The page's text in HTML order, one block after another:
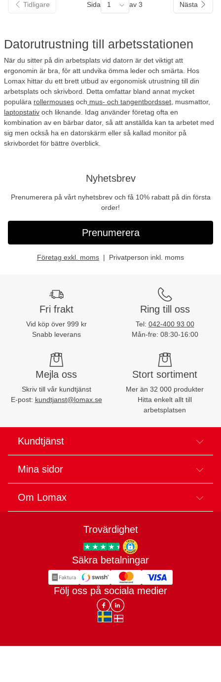
Tidligare
Sida 1 av 3 Nästa
Datorutrustning till arbetsstationen
När du sitter på din arbetsplats vid datorn är det viktigt att
ergonomin är bra, för att undvika ömma leder och smärta. Hos
Lomax hittar du ett brett utbud av ergonomisk utrustning till din
arbetsplats och skrivbord. Detta omfattar bland annat mycket
populära rollermouses och mus- och tangentbordsset , musmattor,
laptopstativ och liknande. Idag använder företag ofta en
kombination av en bärbar dator, så att anställda kan ta arbetet med
sig men också ha en datorskärm eller så kallad monitor på
skrivbordet för bättre överblick.
Nyhetsbrev
Prenumerera på vårt nyhetsbrev och få 10% rabatt på din första
order!
Prenumerera
Företag exkl. moms Privatperson inkl. moms
Fri frakt
Vid köp över 999 kr
Snabb leverans
Ring till oss
Tel: 042-400 93 00
Mån-fre: 08:30-16:00
Mejla oss
Skriv till vår kundtjänst
E-post: kundtjanst@lomax.se
Stort sortiment
Mer än 32 000 produkter
Hitta enkelt allt till
arbetsplatsen
Kundtjänst
Mina sidor
Om Lomax
Trovärdighet
Trygg E-handel
Säkra betalningar
Följ oss på sociala medier
Lomax DK Facebook
Lomax SE LinkIn
sv-SEda-DK